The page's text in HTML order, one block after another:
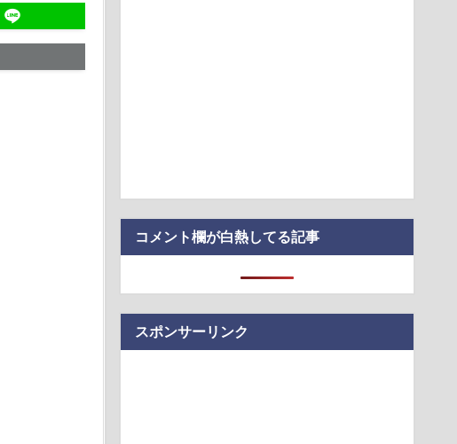
課金がメインコンテンツのスマホゲーム サ終と倒産が相次ぎ終わる
んで富士山を拝める「富士山クリップ」
ューURL付きのセルフホスト型開発サンドボックス「sandboxd」
コメント欄が白熱してる記事
スポンサーリンク